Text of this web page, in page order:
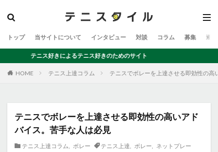
トップ 当サイトについて インタビュー 対談 コラム 募集 運
テニス好きによるテニス好きのためのサイト
HOME テニス上達コラム テニスでボレーを上達させる即効性の高
テニスでボレーを上達させる即効性の高いアド
バイス。苦手な人は必見
テニス上達コラム ボレー テニス上達 ボレー ネットプレー